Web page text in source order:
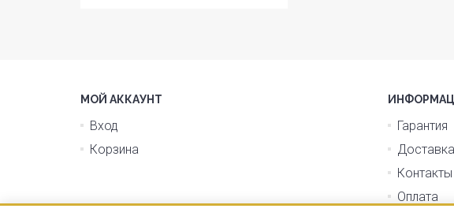
МОЙ АККАУНТ
Вход
Корзина
Гарантия
Доставка
Контакты
Оплата